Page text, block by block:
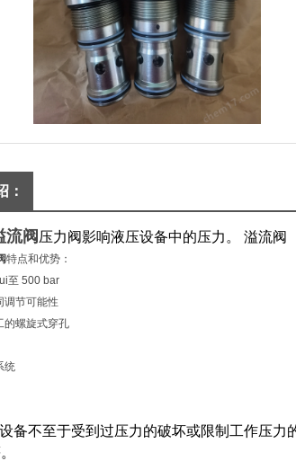
：
流阀 压力阀影响液压设备中的压力。 溢流阀
特点和优势：
至 500 bar
调节可能性
的螺旋式穿孔
统
备不至于受到过压力的破坏或限制工作压